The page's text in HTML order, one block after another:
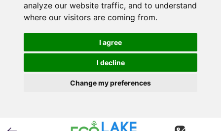
analyze our website traffic, and to understand
where our visitors are coming from.
I agree
I decline
Change my preferences